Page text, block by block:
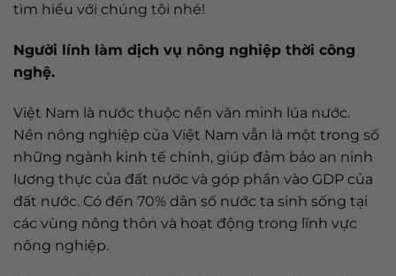
tìm hiểu với chúng tôi nhé!
Người lính làm dịch vụ nông nghiệp thời công
nghệ.
Việt Nam là nước thuộc nền văn minh lúa nước.
Nền nông nghiệp của Việt Nam vẫn là một trong số
những ngành kinh tế chính, giúp đảm bảo an ninh
lương thực của đất nước và góp phần vào GDP của
đất nước. Có đến 70% dân số nước ta sinh sống tại
các vùng nông thôn và hoạt động trong lĩnh vực
nông nghiệp.